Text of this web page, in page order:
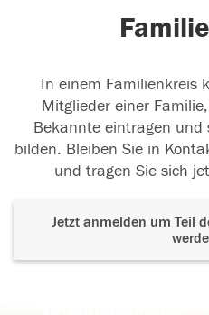
In einem Familienkreis
Mitglieder einer
Bekannte eintragen und
bilden. Bleiben Sie in
und tragen Sie sich
Jetzt anmelden um Teil